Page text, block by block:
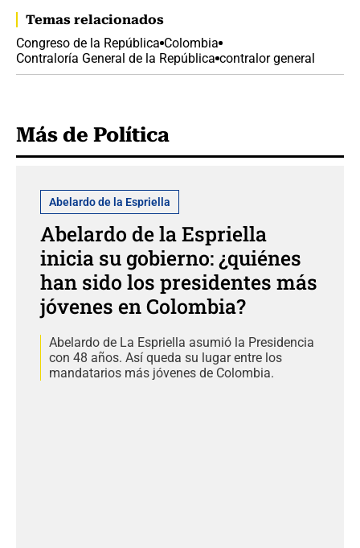
Temas relacionados
Congreso de la República Colombia
Contraloría General de la República contralor general
Más de Política
Abelardo de la Espriella
Abelardo de la Espriella
inicia su gobierno: ¿quiénes
han sido los presidentes más
jóvenes en Colombia?
Abelardo de La Espriella asumió la Presidencia
con 48 años. Así queda su lugar entre los
mandatarios más jóvenes de Colombia.